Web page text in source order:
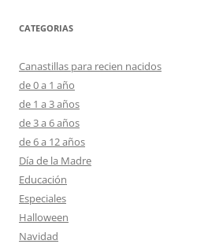
CATEGORIAS
Canastillas para recien nacidos
de 0 a 1 año
de 1 a 3 años
de 3 a 6 años
de 6 a 12 años
Día de la Madre
Educación
Especiales
Halloween
Navidad